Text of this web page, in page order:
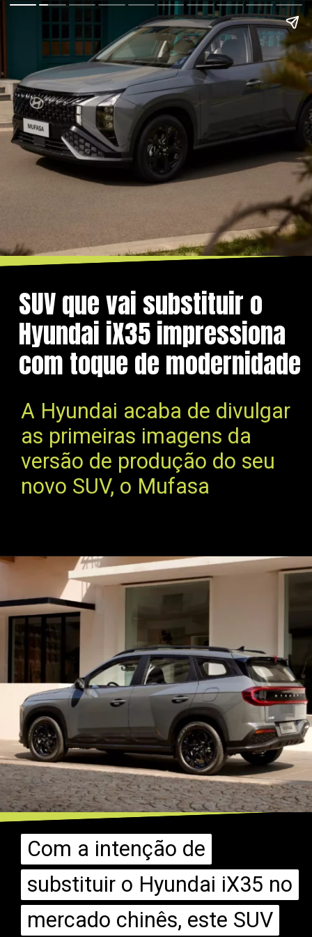
SUV que vai substituir o
Hyundai iX35 impressiona
com toque de modernidade
A Hyundai acaba de divulgar
as primeiras imagens da
versão de produção do seu
novo SUV, o Mufasa
Com a intenção de
substituir o Hyundai iX35 no
mercado chinês, este SUV
Com a intenção de
substituir o Hyundai iX35 no
mercado chinês, este SUV